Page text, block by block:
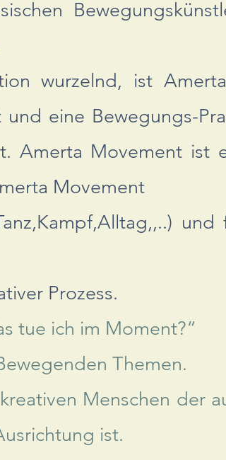
wurzelnd, ist
eine Bewegungs-
Amerta Movement ist
Movement
Prozess.
tue ich im Moment?“
Themen.
Menschen der
ist.